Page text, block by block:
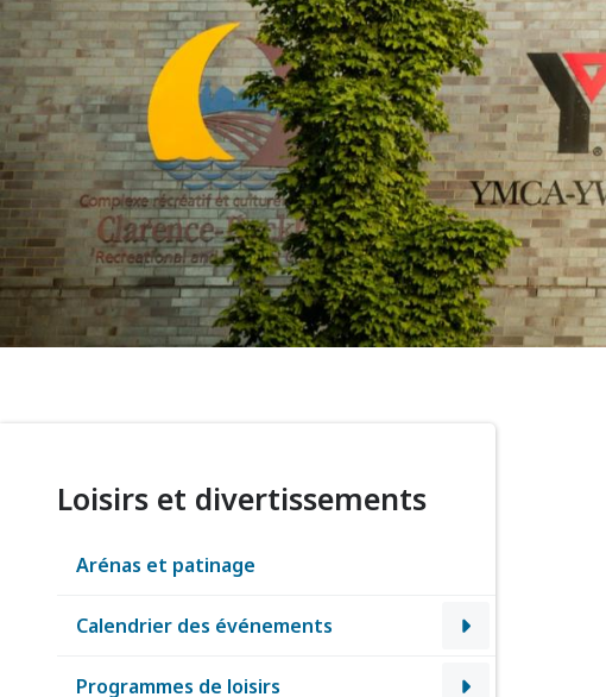
Loisirs et divertissements
Arénas et patinage
Calendrier des événements
Programmes de loisirs